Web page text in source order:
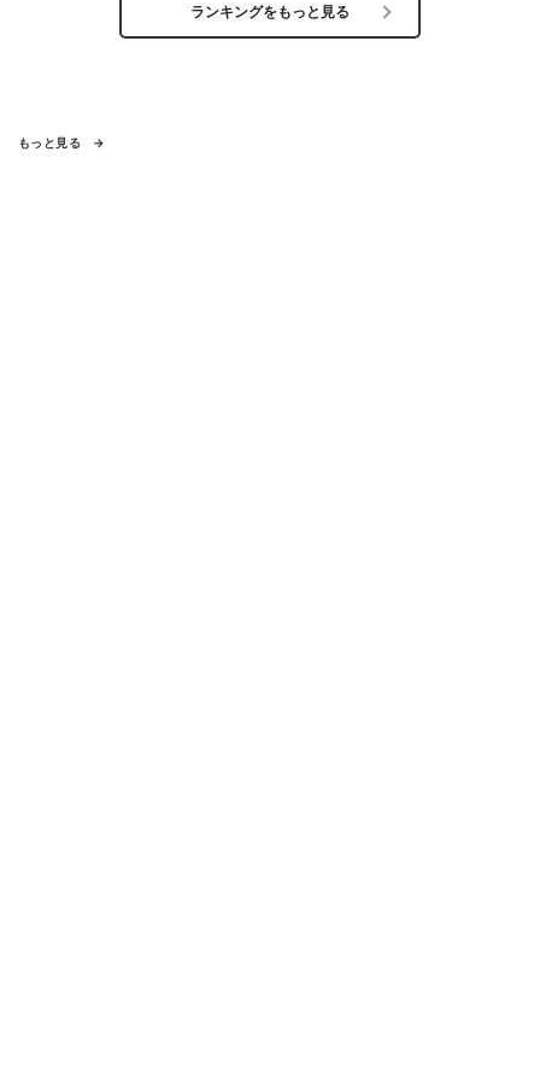
ランキングをもっと見る
もっと見る